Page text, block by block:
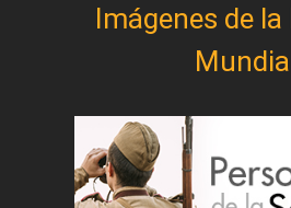
Imágenes de la